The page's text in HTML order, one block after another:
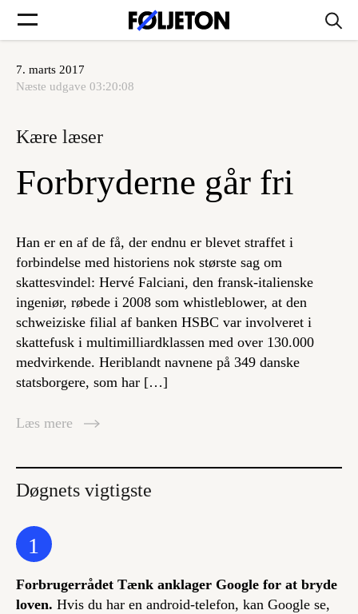
Forsider
Føljetoner
Min side
Log ind
7. marts 2017
Næste udgave 03:20:08
Kære læser
Forbryderne går fri
Han er en af de få, der endnu er blevet straffet i
forbindelse med historiens nok største sag om
skattesvindel: Hervé Falciani, den fransk-italienske
ingeniør, røbede i 2008 som whistleblower, at den
schweiziske filial af banken HSBC var involveret i
skattefusk i multimilliardklassen med over 130.000
medvirkende. Heriblandt navnene på 349 danske
statsborgere, som har […]
Læs mere
Døgnets vigtigste
1
Forbrugerrådet Tænk anklager Google for at bryde
loven. Hvis du har en android-telefon, kan Google se,